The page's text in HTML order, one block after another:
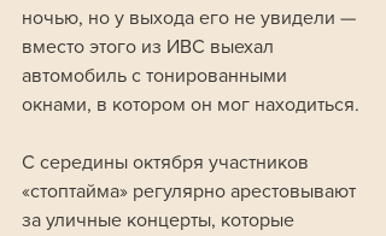
ночью, но у выхода его не увидели —
вместо этого из ИВС выехал
автомобиль с тонированными
окнами, в котором он мог находиться.
С середины октября участников
«стоптайма» регулярно арестовывают
за уличные концерты, которые